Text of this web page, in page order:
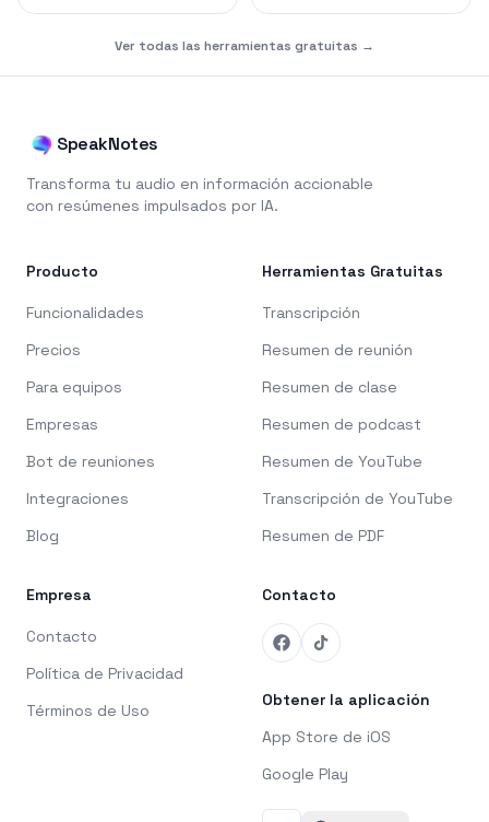
Ver todas las herramientas gratuitas →
SpeakNotes
Transforma tu audio en información accionable
con resúmenes impulsados por IA.
Producto
Funcionalidades
Precios
Para equipos
Empresas
Bot de reuniones
Integraciones
Blog
Herramientas Gratuitas
Transcripción
Resumen de reunión
Resumen de clase
Resumen de podcast
Resumen de YouTube
Transcripción de YouTube
Resumen de PDF
Empresa
Contacto
Política de Privacidad
Términos de Uso
Contacto
Obtener la aplicación
App Store de iOS
Google Play